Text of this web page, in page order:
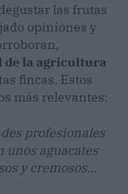
las frutas
opiniones y
de la agricultura
fincas. Estos
más relevantes:
profesionales
unos aguacates
y cremosos…